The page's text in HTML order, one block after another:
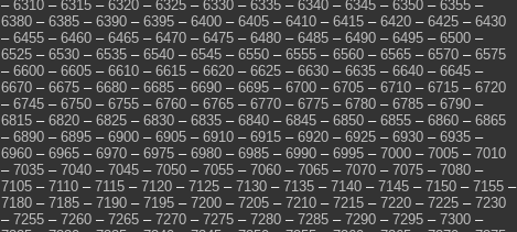
– 6310 – 6315 – 6320 – 6325 – 6330 – 6335 – 6340 – 6345 – 6350 – 6355 –
6380 – 6385 – 6390 – 6395 – 6400 – 6405 – 6410 – 6415 – 6420 – 6425 – 6430
– 6455 – 6460 – 6465 – 6470 – 6475 – 6480 – 6485 – 6490 – 6495 – 6500 –
6525 – 6530 – 6535 – 6540 – 6545 – 6550 – 6555 – 6560 – 6565 – 6570 – 6575
– 6600 – 6605 – 6610 – 6615 – 6620 – 6625 – 6630 – 6635 – 6640 – 6645 –
6670 – 6675 – 6680 – 6685 – 6690 – 6695 – 6700 – 6705 – 6710 – 6715 – 6720
– 6745 – 6750 – 6755 – 6760 – 6765 – 6770 – 6775 – 6780 – 6785 – 6790 –
6815 – 6820 – 6825 – 6830 – 6835 – 6840 – 6845 – 6850 – 6855 – 6860 – 6865
– 6890 – 6895 – 6900 – 6905 – 6910 – 6915 – 6920 – 6925 – 6930 – 6935 –
6960 – 6965 – 6970 – 6975 – 6980 – 6985 – 6990 – 6995 – 7000 – 7005 – 7010
– 7035 – 7040 – 7045 – 7050 – 7055 – 7060 – 7065 – 7070 – 7075 – 7080 –
7105 – 7110 – 7115 – 7120 – 7125 – 7130 – 7135 – 7140 – 7145 – 7150 – 7155 –
7180 – 7185 – 7190 – 7195 – 7200 – 7205 – 7210 – 7215 – 7220 – 7225 – 7230
– 7255 – 7260 – 7265 – 7270 – 7275 – 7280 – 7285 – 7290 – 7295 – 7300 –